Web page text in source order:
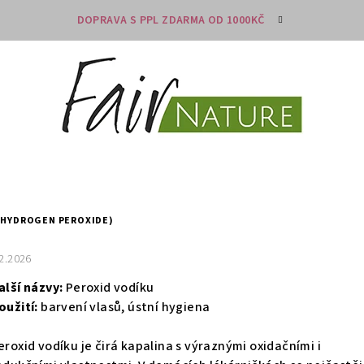
DOPRAVA S PPL ZDARMA OD 1000KČ
PEROXIDE)
názvy: Peroxid vodíku
barvení vlasů, ústní hygiena
vodíku je čirá kapalina s výraznými oxidačními i